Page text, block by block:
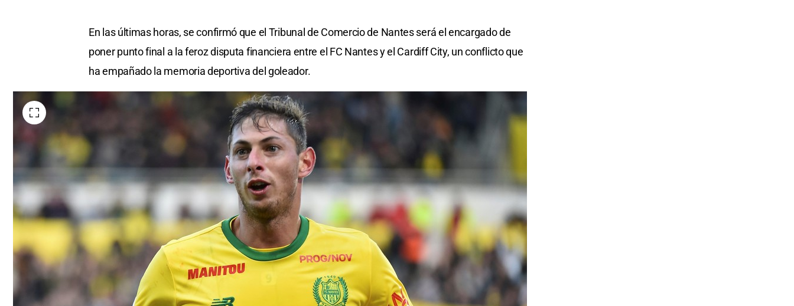
En las últimas horas, se confirmó que el Tribunal de Comercio de Nantes será el encargado de
poner punto final a la feroz disputa financiera entre el FC Nantes y el Cardiff City, un conflicto que
ha empañado la memoria deportiva del goleador.